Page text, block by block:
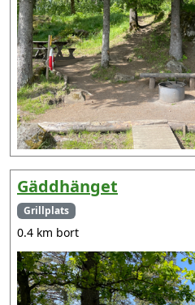
Gäddhänget
Grillplats
0.4 km bort